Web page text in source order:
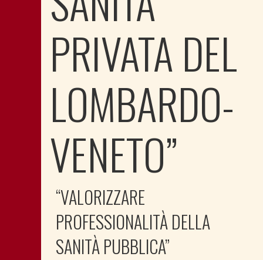
PRIVATA DEL
LOMBARDO-
VENETO”
“VALORIZZARE
PROFESSIONALITÀ DELLA
SANITÀ PUBBLICA”